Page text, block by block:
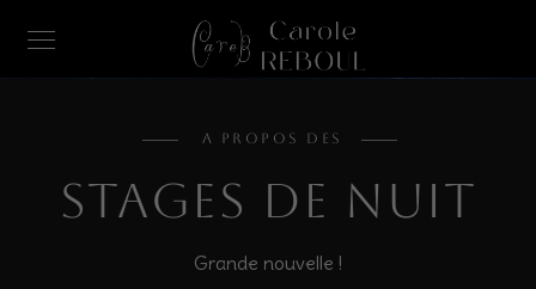
A PROPOS DES
STAGES de NUIT
Grande nouvelle !